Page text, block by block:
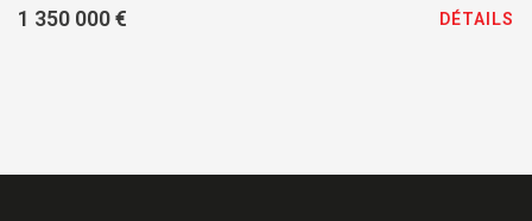
1 350 000 € DÉTAILS